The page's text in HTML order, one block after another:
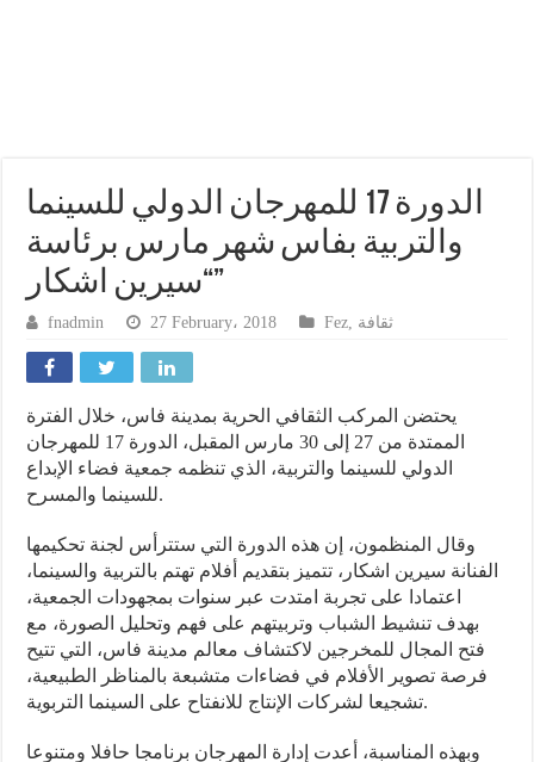
الدورة 17 للمهرجان الدولي للسينما
والتربية بفاس شهر مارس برئاسة
“سيرين اشكار”
fnadmin 27 February، 2018 Fez ثقافة
يحتضن المركب الثقافي الحرية بمدينة فاس، خلال الفترة
الممتدة من 27 إلى 30 مارس المقبل، الدورة 17 للمهرجان
الدولي للسينما والتربية، الذي تنظمه جمعية فضاء الإبداع
للسينما والمسرح.
وقال المنظمون، إن هذه الدورة التي ستترأس لجنة تحكيمها
الفنانة سيرين اشكار، تتميز بتقديم أفلام تهتم بالتربية والسينما،
اعتمادا على تجربة امتدت عبر سنوات بمجهودات الجمعية،
بهدف تنشيط الشباب وتربيتهم على فهم وتحليل الصورة، مع
فتح المجال للمخرجين لاكتشاف معالم مدينة فاس، التي تتيح
فرصة تصوير الأفلام في فضاءات متشبعة بالمناظر الطبيعية،
تشجيعا لشركات الإنتاج للانفتاح على السينما التربوية.
وبهذه المناسبة، أعدت إدارة المهرجان برنامجا حافلا ومتنوعا